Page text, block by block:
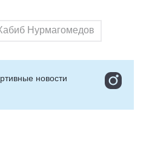
Нурмагомедов
новости